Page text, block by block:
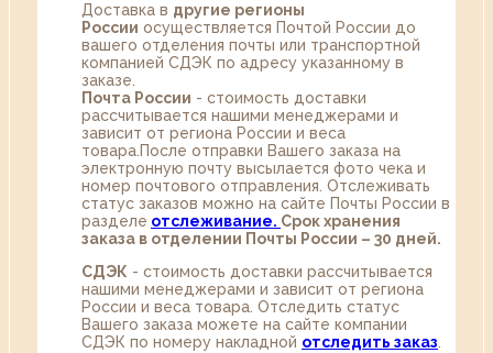
Доставка в другие регионы
России осуществляется Почтой России до
вашего отделения почты или транспортной
компанией СДЭК по адресу указанному в
заказе.
Почта России - стоимость доставки
рассчитывается нашими менеджерами и
зависит от региона России и веса
товара.После отправки Вашего заказа на
электронную почту высылается фото чека и
номер почтового отправления. Отслеживать
статус заказов можно на сайте Почты России в
разделе oтслеживание. Срок хранения
заказа в отделении Почты России – 30 дней.
СДЭК - стоимость доставки рассчитывается
нашими менеджерами и зависит от региона
России и веса товара. Отследить статус
Вашего заказа можете на сайте компании
СДЭК по номеру накладной отследить заказ